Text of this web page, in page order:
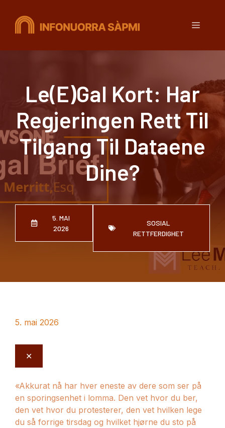
Meny
Le(e)gal Kort: Har
Regjeringen Rett Til
Tilgang Til Dataene
Dine?
5. MAI
2026
SOSIAL
RETTFERDIGHET
5. mai 2026
✕
«Akkurat nå har hver eneste av dere som ser på
en sporingsenhet i lomma. Den vet hvor du ber,
den vet hvor du protesterer, den vet hvilken lege
du så forrige tirsdag og hvilket hjørne du sto på